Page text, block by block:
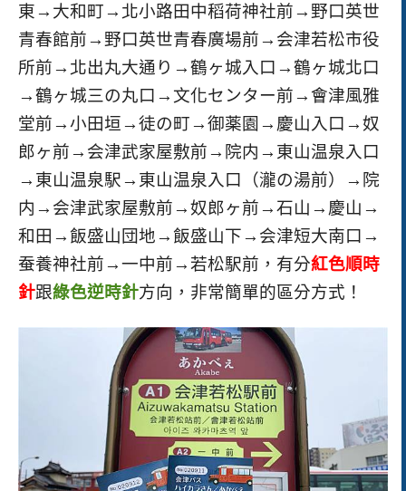
東→大和町→北小路田中稻荷神社前→野口英世
青春館前→野口英世青春廣場前→会津若松市役
所前→北出丸大通り→鶴ヶ城入口→鶴ヶ城北口
→鶴ヶ城三の丸口→文化センター前→會津風雅
堂前→小田垣→徒の町→御薬園→慶山入口→奴
郎ヶ前→会津武家屋敷前→院内→東山温泉入口
→東山温泉駅→東山温泉入口（瀧の湯前）→院
内→会津武家屋敷前→奴郎ヶ前→石山→慶山→
和田→飯盛山団地→飯盛山下→会津短大南口→
蚕養神社前→一中前→若松駅前，有分紅色順時
針跟綠色逆時針方向，非常簡單的區分方式！